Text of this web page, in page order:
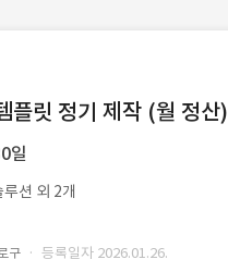
플릿 정기 제작 (월 정산)
일
션 외 2개
구 · 등록일자 2026.01.26.